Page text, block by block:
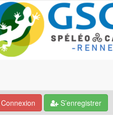
Connexion S’enregistrer